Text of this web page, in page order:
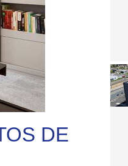
DE